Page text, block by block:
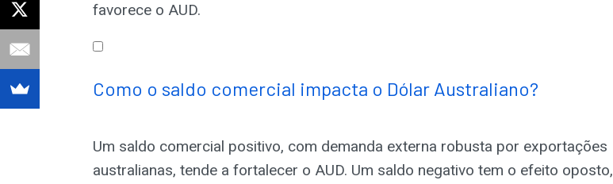
favorece o AUD.
Como o saldo comercial impacta o Dólar Australiano?
Um saldo comercial positivo, com demanda externa robusta por exportações
australianas, tende a fortalecer o AUD. Um saldo negativo tem o efeito oposto,